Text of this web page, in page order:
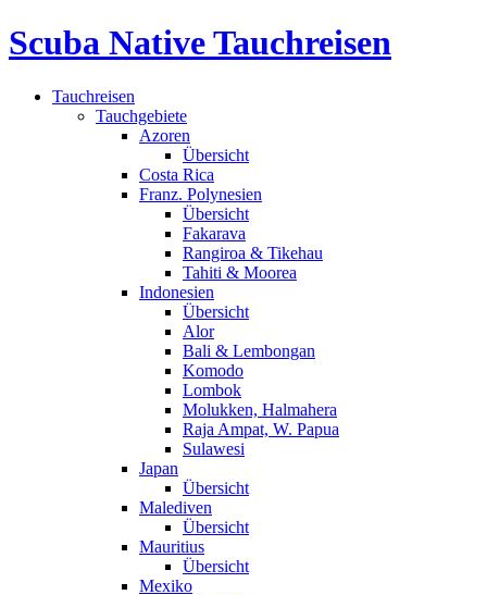
Scuba Native Tauchreisen
Tauchreisen
Tauchgebiete
Azoren
Übersicht
Costa Rica
Franz. Polynesien
Übersicht
Fakarava
Rangiroa & Tikehau
Tahiti & Moorea
Indonesien
Übersicht
Alor
Bali & Lembongan
Komodo
Lombok
Molukken, Halmahera
Raja Ampat, W. Papua
Sulawesi
Japan
Übersicht
Malediven
Übersicht
Mauritius
Übersicht
Mexiko